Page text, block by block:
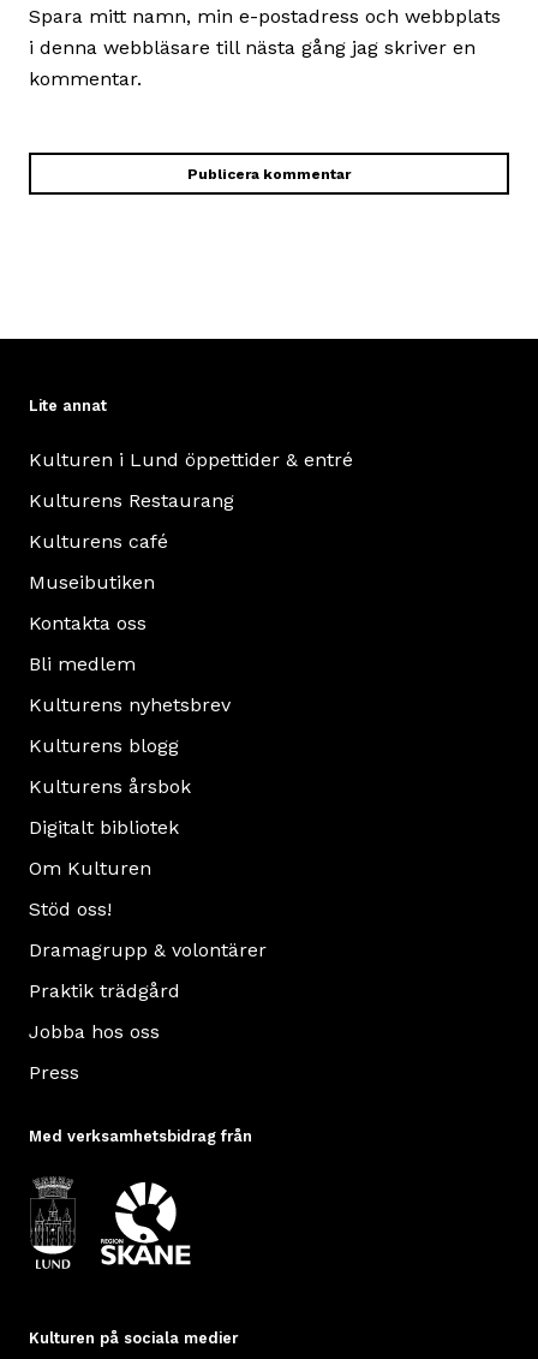
Spara mitt namn, min e-postadress och webbplats
i denna webbläsare till nästa gång jag skriver en
kommentar.
Lite annat
Kulturen i Lund öppettider & entré
Kulturens Restaurang
Kulturens café
Museibutiken
Kontakta oss
Bli medlem
Kulturens nyhetsbrev
Kulturens blogg
Kulturens årsbok
Digitalt bibliotek
Om Kulturen
Stöd oss!
Dramagrupp & volontärer
Praktik trädgård
Jobba hos oss
Press
Med verksamhetsbidrag från
Kulturen på sociala medier